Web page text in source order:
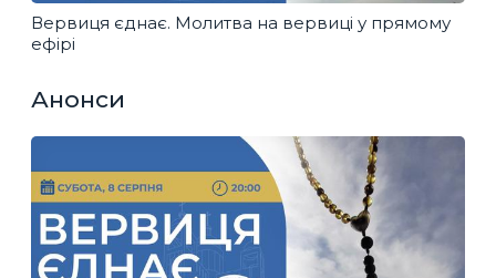
Вервиця єднає. Молитва на вервиці у прямому
ефірі
Анонси